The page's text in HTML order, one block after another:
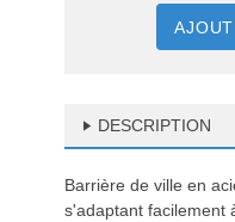
DESCRIPTION
Barrière de ville en
s'adaptant facilement